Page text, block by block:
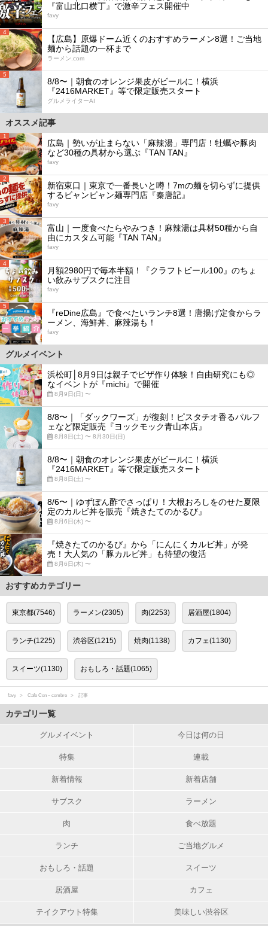
『富山北口横丁』で激辛フェス開催中
favy
4
【広島】原爆ドーム近くのおすすめラーメン8選！ご当地
麺から話題の一杯まで
ラーメン.com
5
8/8〜｜朝食のオレンジ果皮がビールに！横浜
『2416MARKET』等で限定販売スタート
グルメライターAI
オススメ記事
1
広島｜勢いが止まらない「麻辣湯」専門店！牡蠣や豚肉
など30種の具材から選ぶ『TAN TAN』
favy
2
新宿東口｜東京で一番長いと噂！7mの麺を切らずに提供
するビャンビャン麺専門店『秦唐記』
favy
3
富山｜一度食べたらやみつき！麻辣湯は具材50種から自
由にカスタム可能『TAN TAN』
favy
4
月額2980円で毎本半額！『クラフトビール100』のちょ
い飲みサブスクに注目
favy
5
『reDine広島』で食べたいランチ8選！唐揚げ定食からラ
ーメン、海鮮丼、麻辣湯も！
favy
グルメイベント
浜松町│8月9日は親子でピザ作り体験！自由研究にも◎
なイベントが『michi』で開催
8月9日(日) 〜
8/8〜｜「ダックワーズ」が復刻！ピスタチオ香るパルフ
ェなど限定販売『ヨックモック青山本店』
8月8日(土) 〜 8月30日(日)
8/8〜｜朝食のオレンジ果皮がビールに！横浜
『2416MARKET』等で限定販売スタート
8月8日(土) 〜
8/6〜｜ゆずぽん酢でさっぱり！大根おろしをのせた夏限
定のカルビ丼を販売『焼きたてのかるび』
8月6日(木) 〜
『焼きたてのかるび』から「にんにくカルビ丼」が発
売！大人気の「豚カルビ丼」も待望の復活
8月6日(木) 〜
おすすめカテゴリー
東京都(7546) ラーメン(2305) 肉(2253) 居酒屋(1804)
ランチ(1225) 渋谷区(1215) 焼肉(1138) カフェ(1130)
スイーツ(1130) おもしろ・話題(1065)
favy Cafe Con－combre 記事
カテゴリ一覧
グルメイベント 今日は何の日
特集 連載
新着情報 新着店舗
サブスク ラーメン
肉 食べ放題
ランチ ご当地グルメ
おもしろ・話題 スイーツ
居酒屋 カフェ
テイクアウト特集 美味しい渋谷区